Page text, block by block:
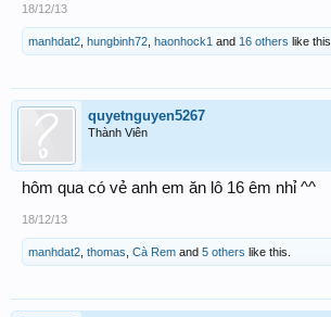
18/12/13
manhdat2 hungbinh72 haonhock1 and 16 others like this.
quyetnguyen5267
Thành Viên
hôm qua có vẻ anh em ăn lô 16 êm nhỉ ^^
18/12/13
manhdat2 thomas Cà Rem and 5 others like this.